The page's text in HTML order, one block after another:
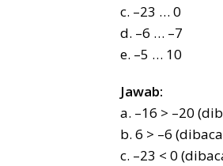
c. –23 … 0
d. –6 … –7
e. –5 … 10
Jawab:
a. –16 > –20
b. 6 > –6
c. –23 < 0